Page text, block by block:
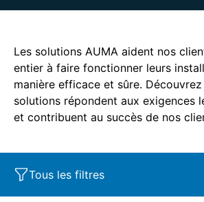
Les solutions AUMA aident nos
entier à faire fonctionner leurs
manière efficace et sûre.
solutions répondent aux exigences
et contribuent au succès de nos
Tous les filtres
Segment de marché